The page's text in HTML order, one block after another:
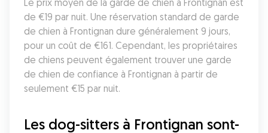
Le prix moyen de la garde de chien à Frontignan est
de €19 par nuit. Une réservation standard de garde
de chien à Frontignan dure généralement 9 jours,
pour un coût de €161. Cependant, les propriétaires
de chiens peuvent également trouver une garde
de chien de confiance à Frontignan à partir de
seulement €15 par nuit.
Les dog-sitters à Frontignan sont-